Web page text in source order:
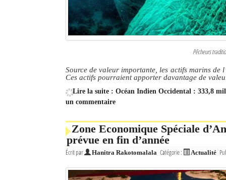
Le Nord de Madagascar
L'actualité du tourisme
Pêcheurs
Source de valeur importante, les actifs marins de
Ces actifs pourraient apporter davantage de
Lire la suite : Océan Indien Occidental : 333,8
un commentaire
Zone Economique Spéciale
prévue en fin d’année
Écrit par Hanitra Rakotomalala Catégorie : Actualité